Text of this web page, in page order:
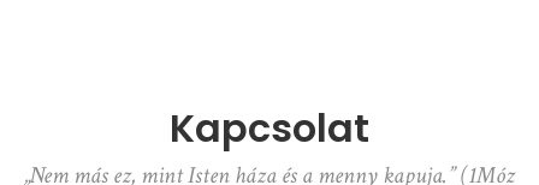
Kapcsolat
„Nem más ez, mint Isten háza és a menny kapuja.” (1Móz